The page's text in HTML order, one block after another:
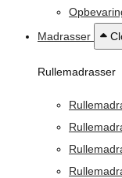
Madrasser
Rullemadrasser